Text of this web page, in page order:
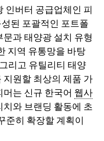
인버터 공급업체인 피
된 포괄적인 포트폴
과 태양광 설치 유형
지역 유통망을 바탕
리고 유틸리티 태양
원할 최상의 제품 가
는 신규 한국어 웹사
와 브랜딩 활동에 초
준히 확장할 계획이